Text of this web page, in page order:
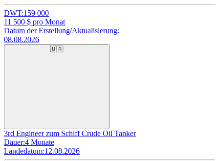
DWT:159 000
11 500 $ pro Monat
Datum der Erstellung/Aktualisierung:
08.08.2026
🇺🇦
3rd Engineer zum Schiff Crude Oil Tanker
Dauer:4 Monate
Landedatum:12.08.2026